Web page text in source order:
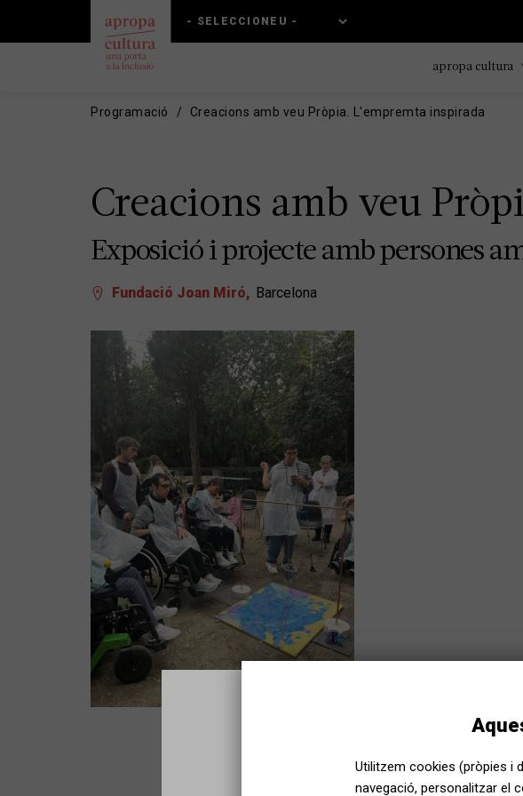
contingut
main
apropa cultura
Programació Creacions amb veu Pròpia. L'empremta inspirada
Creacions amb veu
Exposició i projecte amb persones
Fundació Joan Miró Barcelona
Utilitzem cookies (pròpies i
navegació, personalitzar el